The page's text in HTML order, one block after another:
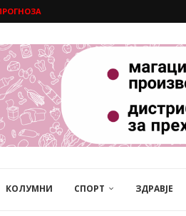
КОЛУМНИ СПОРТ ЗДРАВЈЕ